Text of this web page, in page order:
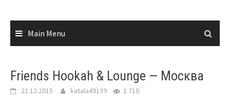
Main Menu
Friends Hookah & Lounge — Москва
21.12.2015 katala49139 1 710